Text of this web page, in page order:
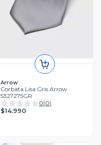
Arrow
Corbata Lisa Gris Arrow
5327275GR
0(0)
$14.990